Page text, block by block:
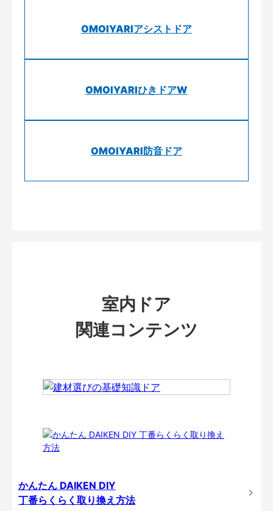
OMOIYARIアシストドア
OMOIYARIひきドアW
OMOIYARI防音ドア
室内ドア
関連コンテンツ
かんたん DAIKEN DIY
丁番らくらく取り換え方法